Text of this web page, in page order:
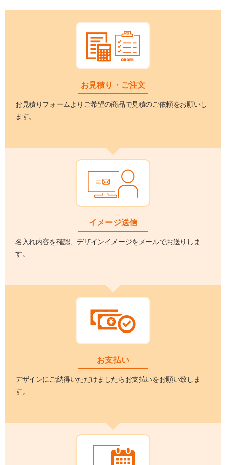
お見積り・ご注文
お見積りフォームよりご希望の商品で見積のご依頼をお願いし
ます。
イメージ送信
名入れ内容を確認、デザインイメージをメールでお送りしま
す。
お支払い
デザインにご納得いただけましたらお支払いをお願い致しま
す。